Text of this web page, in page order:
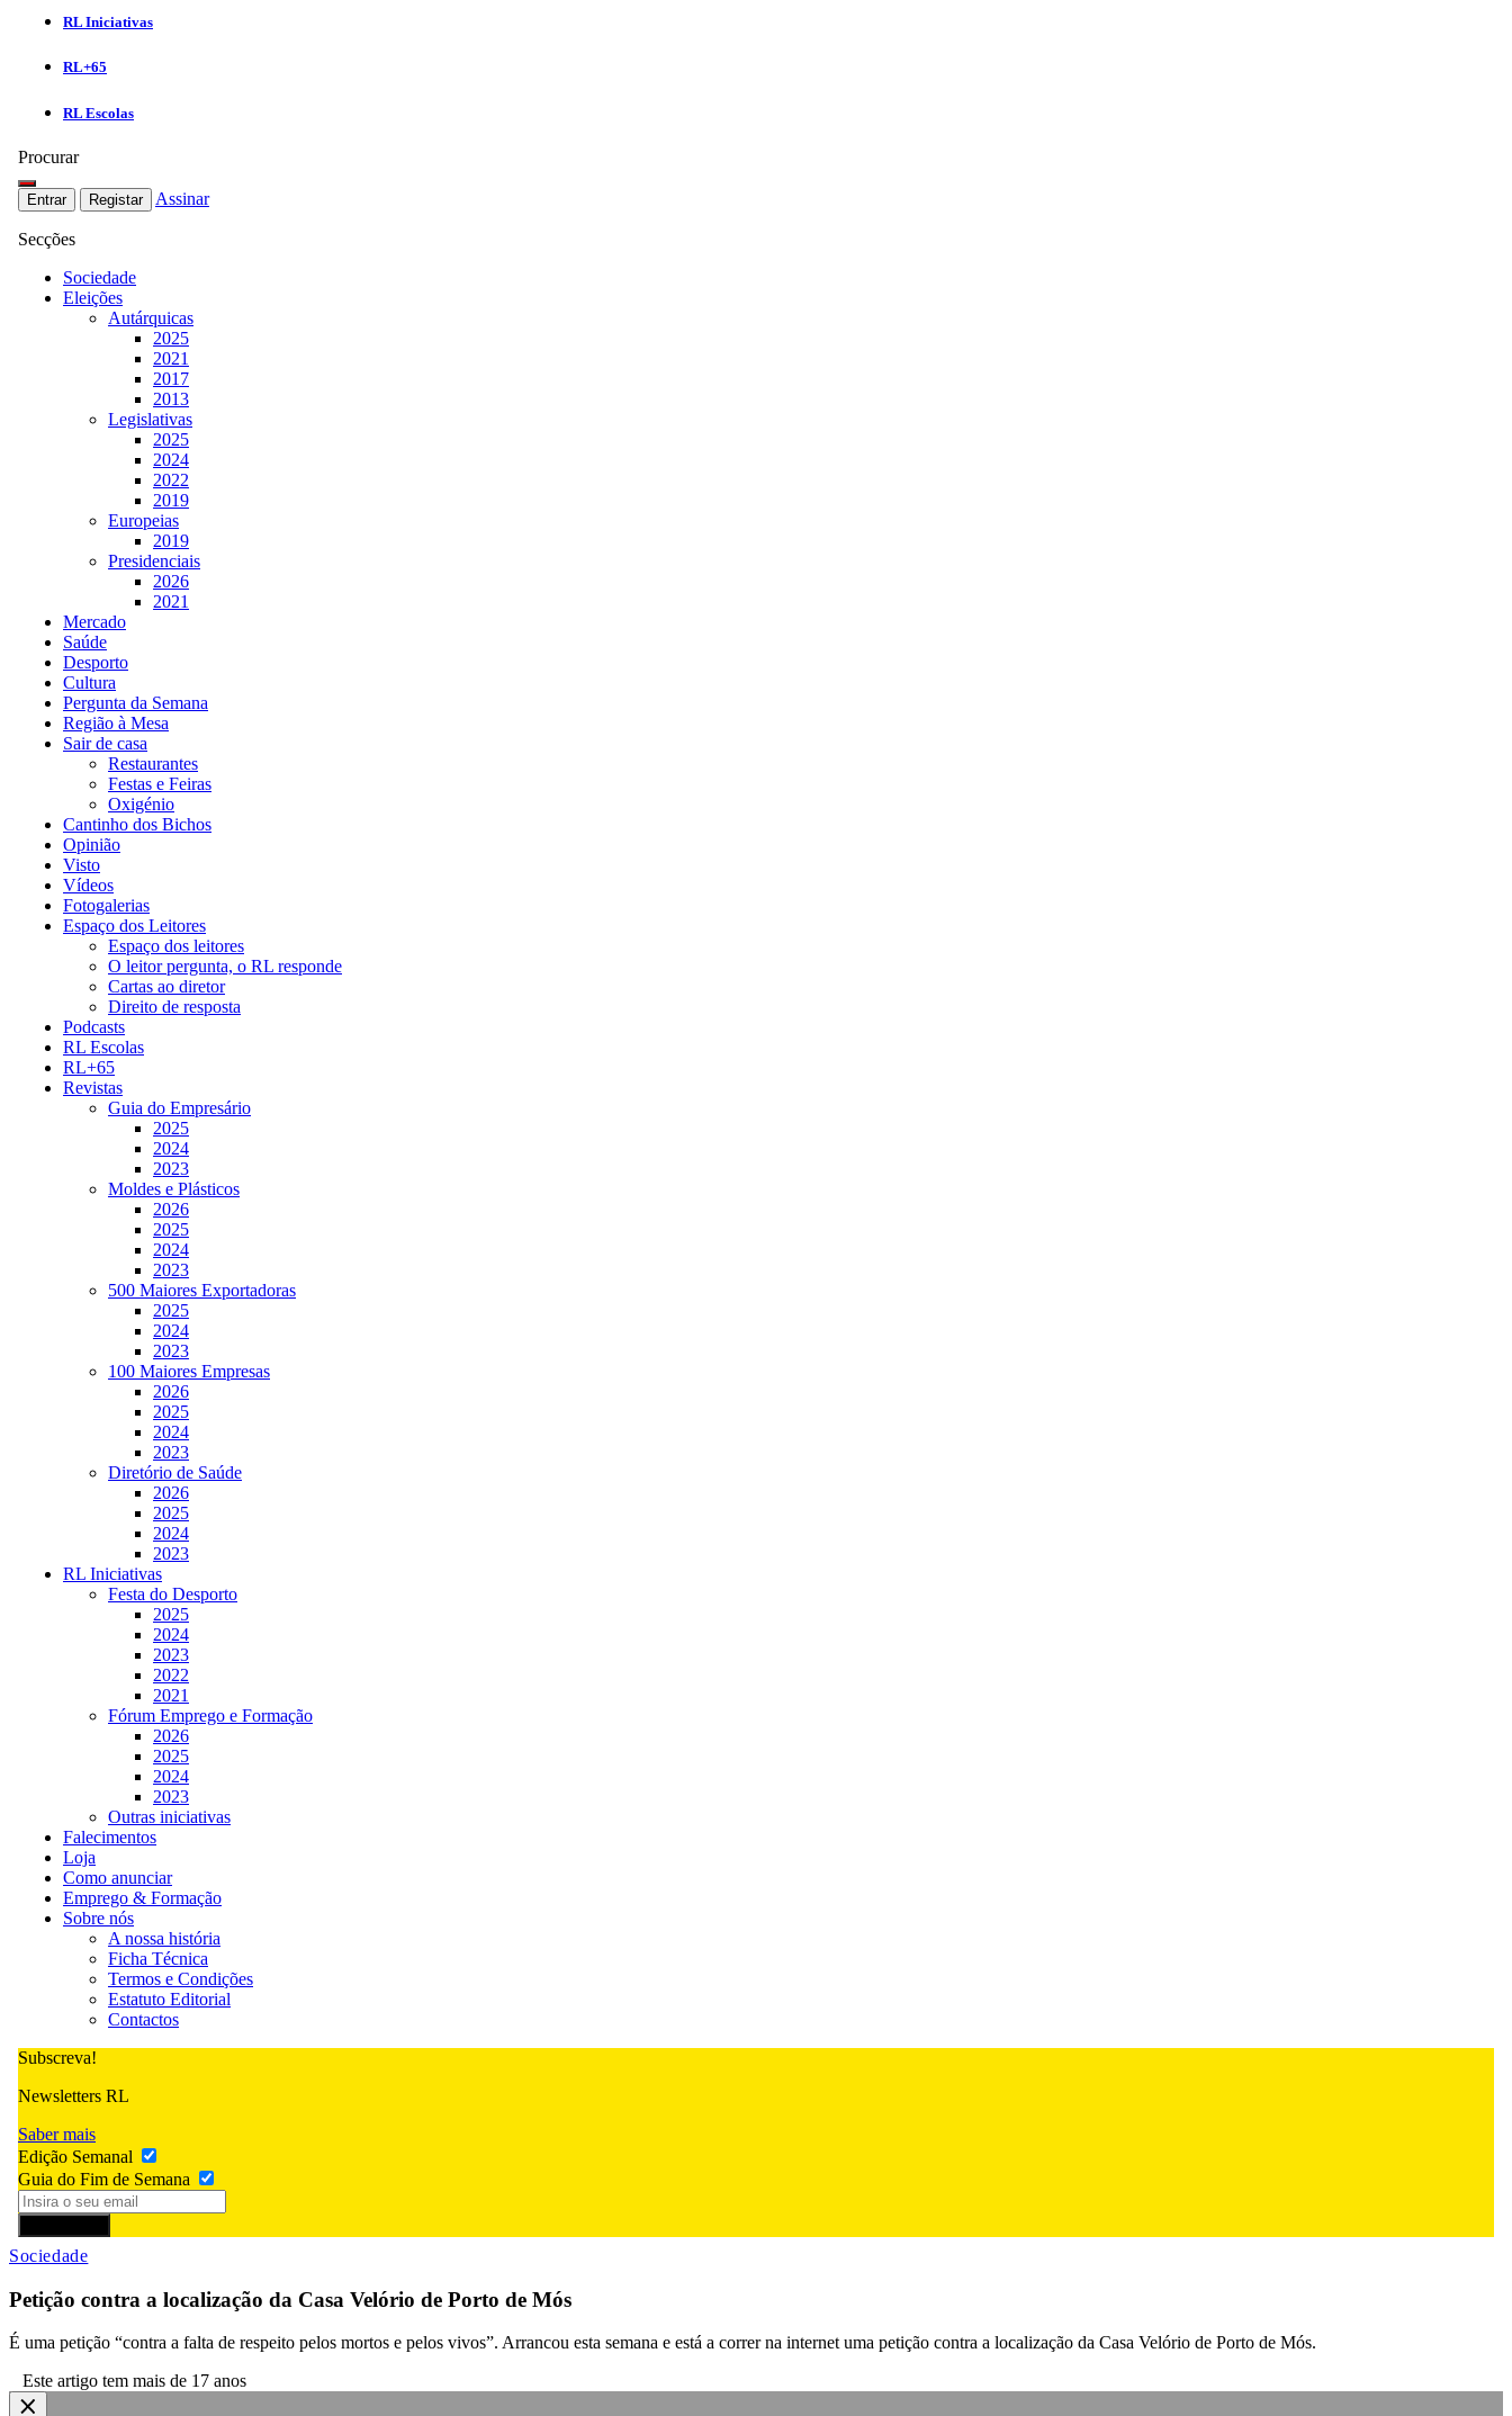
RL Iniciativas
RL+65
RL Escolas
Procurar
Entrar Registar Assinar
Secções
Sociedade
Eleições
Autárquicas
2025
2021
2017
2013
Legislativas
2025
2024
2022
2019
Europeias
2019
Presidenciais
2026
2021
Mercado
Saúde
Desporto
Cultura
Pergunta da Semana
Região à Mesa
Sair de casa
Restaurantes
Festas e Feiras
Oxigénio
Cantinho dos Bichos
Opinião
Visto
Vídeos
Fotogalerias
Espaço dos Leitores
Espaço dos leitores
O leitor pergunta, o RL responde
Cartas ao diretor
Direito de resposta
Podcasts
RL Escolas
RL+65
Revistas
Guia do Empresário
2025
2024
2023
Moldes e Plásticos
2026
2025
2024
2023
500 Maiores Exportadoras
2025
2024
2023
100 Maiores Empresas
2026
2025
2024
2023
Diretório de Saúde
2026
2025
2024
2023
RL Iniciativas
Festa do Desporto
2025
2024
2023
2022
2021
Fórum Emprego e Formação
2026
2025
2024
2023
Outras iniciativas
Falecimentos
Loja
Como anunciar
Emprego & Formação
Sobre nós
A nossa história
Ficha Técnica
Termos e Condições
Estatuto Editorial
Contactos
Subscreva!
Newsletters RL
Saber mais
Edição Semanal
Guia do Fim de Semana
Sociedade
Petição contra a localização da Casa Velório de Porto de Mós
É uma petição “contra a falta de respeito pelos mortos e pelos vivos”. Arrancou esta semana e está a correr na internet uma petição contra a localização da Casa Velório de Porto de Mós.
Este artigo tem mais de 17 anos